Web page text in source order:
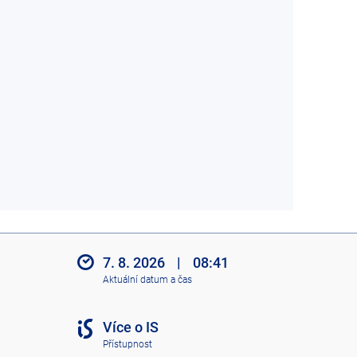
7. 8. 2026 | 08:41
Aktuální datum a čas
Více o IS
Přístupnost